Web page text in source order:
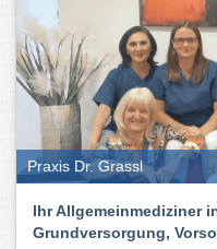
Praxis Dr. Grassl
Ihr Allgemeinmediziner
Grundversorgung,